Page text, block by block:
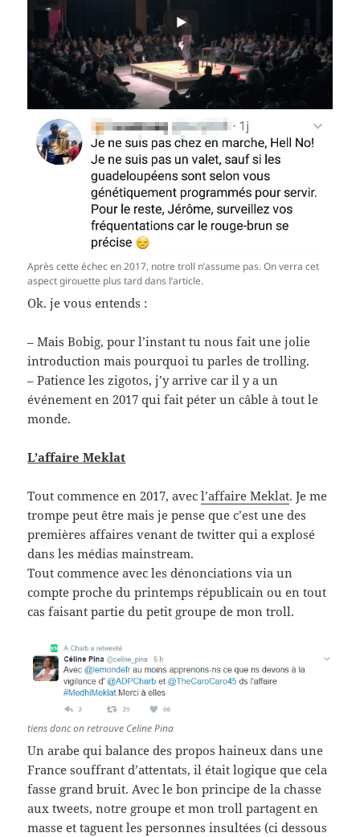
Après cette échec en 2017, notre troll n’assume pas. On verra cet
aspect girouette plus tard dans l’article.
Ok. je vous entends :
– Mais Bobig, pour l’instant tu nous fait une jolie
introduction mais pourquoi tu parles de trolling.
– Patience les zigotos, j’y arrive car il y a un
événement en 2017 qui fait péter un câble à tout le
monde.
L’affaire Meklat
Tout commence en 2017, avecl’affaire Meklat. Je me
trompe peut être mais je pense que c’est une des
premières affaires venant de twitter qui a explosé
dans les médias mainstream.
Tout commence avec les dénonciations via un
compte proche du printemps républicain ou en tout
cas faisant partie du petit groupe de mon troll.
tiens donc on retrouve Celine Pina
Un arabe qui balance des propos haineux dans une
France souffrant d’attentats, il était logique que cela
fasse grand bruit. Avec le bon principe de la chasse
aux tweets, notre groupe et mon troll partagent en
masse et taguent les personnes insultées (ci dessous